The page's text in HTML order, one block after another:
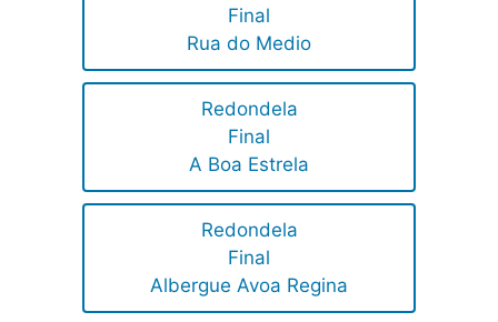
Final
Rua do Medio
Redondela
Final
A Boa Estrela
Redondela
Final
Albergue Avoa Regina